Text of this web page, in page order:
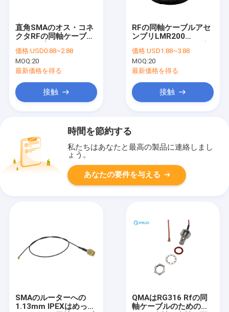
直角SMAのオス・コネ
クタRFの同軸ケーブル
Fakra
価格:USD0.88~2.88
MOQ:20
最新価格を得る
接触
RFの同軸ケーブルアセ
ンブリLMR200
のための男性を差し込
むSMAの男性
価格:USD1.88~3.88
MOQ:20
最新価格を得る
接触
時間を節約する
私たちはあなたと最高の製品に連絡しまし
ょう。
あなたの要件を与える
SMAのルーターへの
1.13mm IPEXはめっき
QMAはRG316 Rfの同
軸ケーブルのための